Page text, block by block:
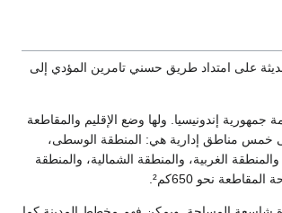
على امتداد طريق حسني تامرين المؤدي إلى
جمهورية إندونيسيا. ولها وضع الإقليم والمقاطعة
خمس مناطق إدارية هي: المنطقة الوسطى،
الغربية، والمنطقة الشمالية، والمنطقة
نحو 650كم².